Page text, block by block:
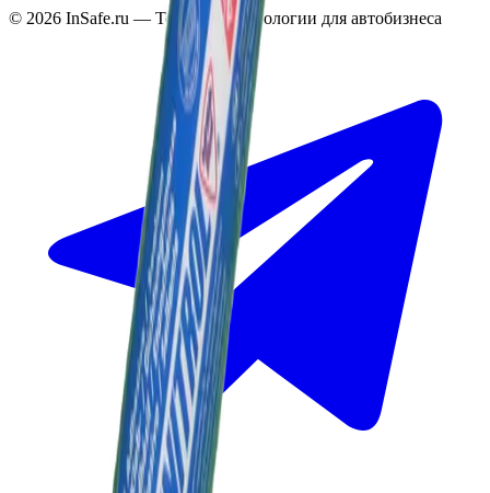
© 2026 InSafe.ru — Товары и технологии для автобизнеса